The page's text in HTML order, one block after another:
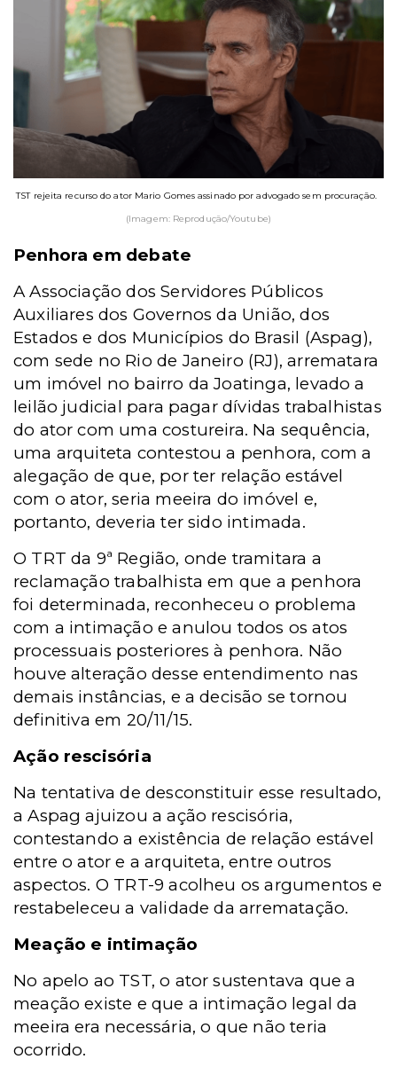
TST rejeita recurso do ator Mario Gomes assinado por advogado sem procuração.
(Imagem: Reprodução/Youtube)
Penhora em debate
A Associação dos Servidores Públicos
Auxiliares dos Governos da União, dos
Estados e dos Municípios do Brasil (Aspag),
com sede no Rio de Janeiro (RJ), arrematara
um imóvel no bairro da Joatinga, levado a
leilão judicial para pagar dívidas trabalhistas
do ator com uma costureira. Na sequência,
uma arquiteta contestou a penhora, com a
alegação de que, por ter relação estável
com o ator, seria meeira do imóvel e,
portanto, deveria ter sido intimada.
O TRT da 9ª Região, onde tramitara a
reclamação trabalhista em que a penhora
foi determinada, reconheceu o problema
com a intimação e anulou todos os atos
processuais posteriores à penhora. Não
houve alteração desse entendimento nas
demais instâncias, e a decisão se tornou
definitiva em 20/11/15.
Ação rescisória
Na tentativa de desconstituir esse resultado,
a Aspag ajuizou a ação rescisória,
contestando a existência de relação estável
entre o ator e a arquiteta, entre outros
aspectos. O TRT-9 acolheu os argumentos e
restabeleceu a validade da arrematação.
Meação e intimação
No apelo ao TST, o ator sustentava que a
meação existe e que a intimação legal da
meeira era necessária, o que não teria
ocorrido.